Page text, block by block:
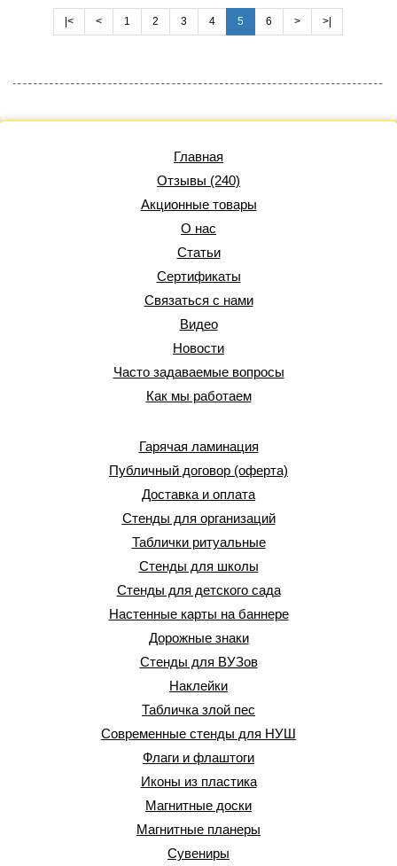
|< < 1 2 3 4 5 6 > >|
Главная
Отзывы (240)
Акционные товары
О нас
Статьи
Сертификаты
Связаться с нами
Видео
Новости
Часто задаваемые вопросы
Как мы работаем
Гарячая ламинация
Публичный договор (оферта)
Доставка и оплата
Стенды для организаций
Таблички ритуальные
Стенды для школы
Стенды для детского сада
Настенные карты на баннере
Дорожные знаки
Стенды для ВУЗов
Наклейки
Табличка злой пес
Современные стенды для НУШ
Флаги и флаштоги
Иконы из пластика
Магнитные доски
Магнитные планеры
Сувениры